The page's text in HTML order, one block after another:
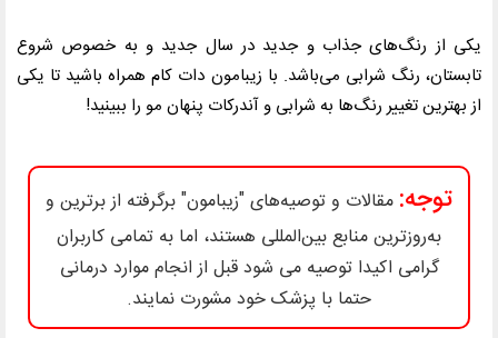
یکی از رنگ‌های جذاب و جدید در سال جدید و به خصوص شروع
تابستان، رنگ شرابی می‌باشد. با زیبامون دات کام همراه باشید تا یکی
از بهترین تغییر رنگ‌ها به شرابی و آندرکات پنهان مو را ببینید!
توجه: مقالات و توصیه‌های "زیبامون" برگرفته از برترین و
به‌روزترین منابع بین‌المللی هستند، اما به تمامی کاربران
گرامی اکیدا توصیه می شود قبل از انجام موارد درمانی
حتما با پزشک خود مشورت نمایند.